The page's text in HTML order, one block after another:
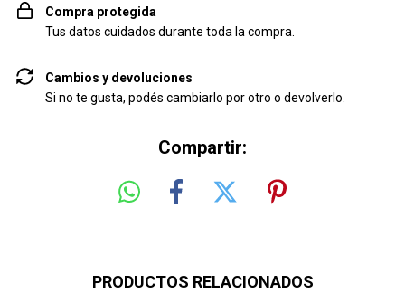
Compra protegida
Tus datos cuidados durante toda la compra.
Cambios y devoluciones
Si no te gusta, podés cambiarlo por otro o devolverlo.
Compartir:
PRODUCTOS RELACIONADOS